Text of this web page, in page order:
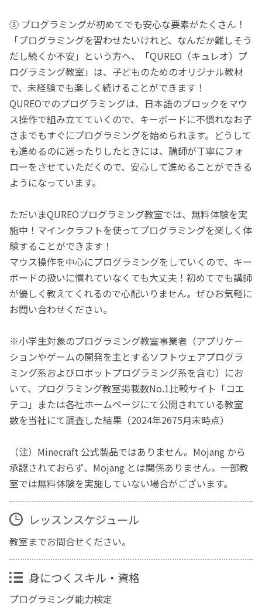
③ プログラミングが初めてでも安心な要素がたくさん！
「プログラミングを習わせたいけれど、なんだか難しそう
だし続くか不安」という方へ、「QUREO（キュレオ）プ
ログラミング教室」は、子どものためのオリジナル教材
で、未経験でも楽しく続けることができます！
QUREOでのプログラミングは、日本語のブロックをマウ
ス操作で組み立てていくので、キーボードに不慣れなお子
さまでもすぐにプログラミングを始められます。どうして
も進めるのに迷ったりしたときには、講師が丁寧にフォ
ローをさせていただくので、安心して進めることができる
ようになっています。
ただいまQUREOプログラミング教室では、無料体験を実
施中！マインクラフトを使ってプログラミングを楽しく体
験することができます！
マウス操作を中心にプログラミングをしていくので、キー
ボードの扱いに慣れていなくても大丈夫！初めてでも講師
が優しく教えてくれるので心配いりません。ぜひお気軽に
お問い合わせください。
※小学生対象のプログラミング教室事業者（アプリケー
ションやゲームの開発を主とするソフトウェアプログラ
ミング系およびロボットプログラミング系を含む）にお
いて、プログラミング教室掲載数No.1比較サイト「コエ
テコ」または各社ホームページにて公開されている教室
数を当社にて調査した結果（2024年2675月末時点）
（注）Minecraft 公式製品ではありません。Mojang から
承認されておらず、Mojang とは関係ありません。一部教
室では無料体験を実施していない場合がございます。
レッスンスケジュール
教室までお問合せください。
身につくスキル・資格
プログラミング能力検定